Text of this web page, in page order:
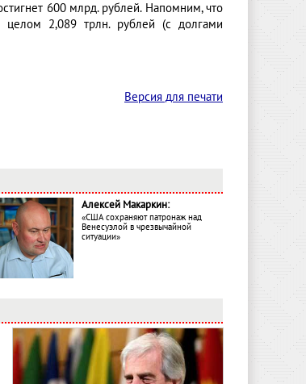
600 млрд. рублей. Напомним, что
2,089 трлн. рублей (с долгами
Версия для печати
Алексей Макаркин:
«США сохраняют патронаж над
Венесуэлой в чрезвычайной
ситуации»